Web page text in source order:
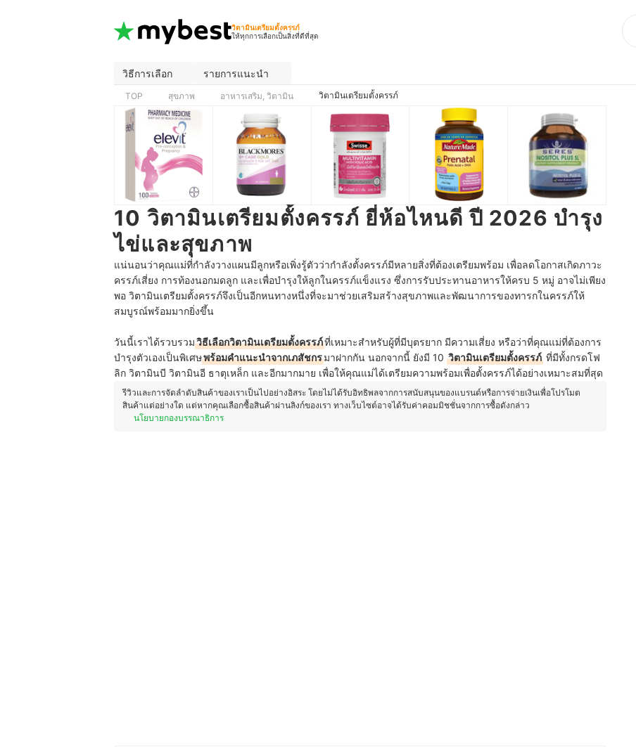
วิตามินเตรียมตั้งครรภ์
ให้ทุกการเลือกเป็นสิ่งที่ดีที่สุด
วิธีการเลือก รายการแนะนำ
TOP สุขภาพ อาหารเสริม, วิตามิน วิตามินเตรียมตั้งครรภ์
10 วิตามินเตรียมตั้งครรภ์ ยี่ห้อไหนดี ปี 2026 บำรุง
ไข่และสุขภาพ
แน่นอนว่าคุณแม่ที่กำลังวางแผนมีลูกหรือเพิ่งรู้ตัวว่ากำลังตั้งครรภ์มีหลายสิ่งที่ต้องเตรียมพร้อม เพื่อลดโอกาสเกิดภาวะ
ครรภ์เสี่ยง การท้องนอกมดลูก และเพื่อบำรุงให้ลูกในครรภ์แข็งแรง ซึ่งการรับประทานอาหารให้ครบ 5 หมู่ อาจไม่เพียง
พอ วิตามินเตรียมตั้งครรภ์จึงเป็นอีกหนทางหนึ่งที่จะมาช่วยเสริมสร้างสุขภาพและพัฒนาการของทารกในครรภ์ให้
สมบูรณ์พร้อมมากยิ่งขึ้น
วันนี้เราได้รวบรวมวิธีเลือกวิตามินเตรียมตั้งครรภ์ที่เหมาะสำหรับผู้ที่มีบุตรยาก มีความเสี่ยง หรือว่าที่คุณแม่ที่ต้องการ
บำรุงตัวเองเป็นพิเศษพร้อมคำแนะนำจากเภสัชกรมาฝากกัน นอกจากนี้ ยังมี 10 วิตามินเตรียมตั้งครรภ์ ที่มีทั้งกรดโฟ
ลิก วิตามินบี วิตามินอี ธาตุเหล็ก และอีกมากมาย เพื่อให้คุณแม่ได้เตรียมความพร้อมเพื่อตั้งครรภ์ได้อย่างเหมาะสมที่สุด
รีวิวและการจัดลำดับสินค้าของเราเป็นไปอย่างอิสระ โดยไม่ได้รับอิทธิพลจากการสนับสนุนของแบรนด์หรือการจ่ายเงินเพื่อโปรโมต
สินค้าแต่อย่างใด แต่หากคุณเลือกซื้อสินค้าผ่านลิงก์ของเรา ทางเว็บไซต์อาจได้รับค่าคอมมิชชั่นจากการซื้อดังกล่าว
นโยบายกองบรรณาธิการ